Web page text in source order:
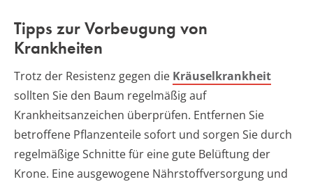
Tipps zur Vorbeugung von
Krankheiten
Trotz der Resistenz gegen die Kräuselkrankheit
sollten Sie den Baum regelmäßig auf
Krankheitsanzeichen überprüfen. Entfernen Sie
betroffene Pflanzenteile sofort und sorgen Sie durch
regelmäßige Schnitte für eine gute Belüftung der
Krone. Eine ausgewogene Nährstoffversorgung und